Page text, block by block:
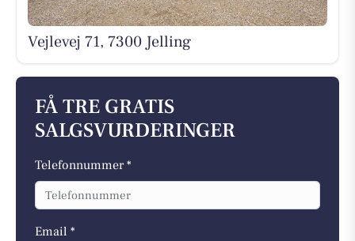
Vejlevej 71, 7300 Jelling
FÅ TRE GRATIS
SALGSVURDERINGER
Telefonnummer *
Email *